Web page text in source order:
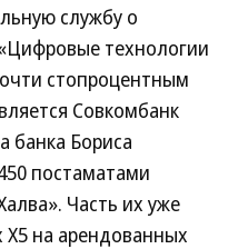
службу о
технологии
стопроцентным
Совкомбанк
банка Бориса
постаматами
Часть их уже
Х5 на арендованных